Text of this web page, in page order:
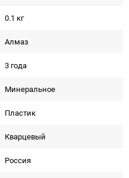
0.1 кг
Алмаз
3 года
Минеральное
Пластик
Кварцевый
Россия